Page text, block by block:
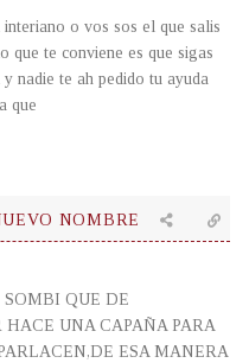
o vos sos el que salis
que te conviene es que sigas
nadie te ah pedido tu ayuda
que
NOMBRE
SOMBI QUE DE
UNA CAPAÑA PARA
ESA MANERA